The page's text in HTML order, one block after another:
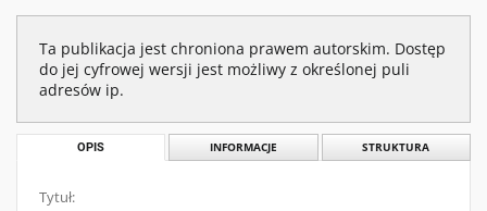
Ta publikacja jest chroniona prawem autorskim. Dostęp
do jej cyfrowej wersji jest możliwy z określonej puli
adresów ip.
OPIS INFORMACJE STRUKTURA
Tytuł: